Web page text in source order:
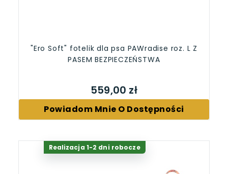
"Ero Soft" fotelik dla psa PAWradise roz. L Z
PASEM BEZPIECZEŃSTWA
559,00 zł
Powiadom Mnie O Dostępności
Realizacja 1-2 dni robocze